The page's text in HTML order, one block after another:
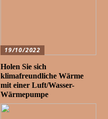
19/10/2022
Holen Sie sich
klimafreundliche Wärme
mit einer Luft/Wasser-
Wärmepumpe